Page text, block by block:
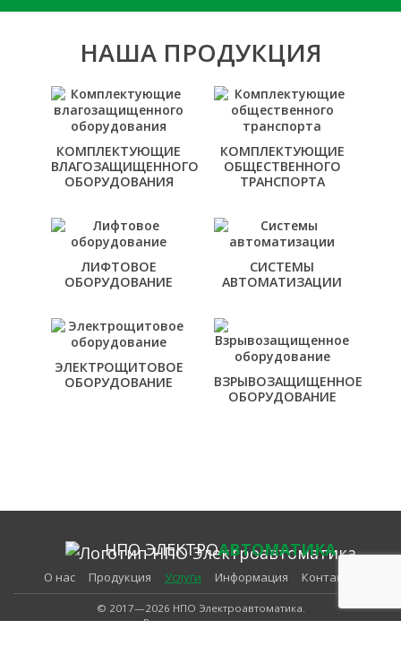
НАША ПРОДУКЦИЯ
КОМПЛЕКТУЮЩИЕ
ВЛАГОЗАЩИЩЕННОГО
ОБОРУДОВАНИЯ
КОМПЛЕКТУЮЩИЕ
ОБЩЕСТВЕННОГО
ТРАНСПОРТА
ЛИФТОВОЕ
ОБОРУДОВАНИЕ
СИСТЕМЫ
АВТОМАТИЗАЦИИ
ЭЛЕКТРОЩИТОВОЕ
ОБОРУДОВАНИЕ
ВЗРЫВОЗАЩИЩЕННОЕ
ОБОРУДОВАНИЕ
НПО ЭЛЕКТРОАВТОМАТИКА
О нас Продукция Услуги Информация Контакты
© 2017—2026 НПО Электроавтоматика.
Все права защищены.